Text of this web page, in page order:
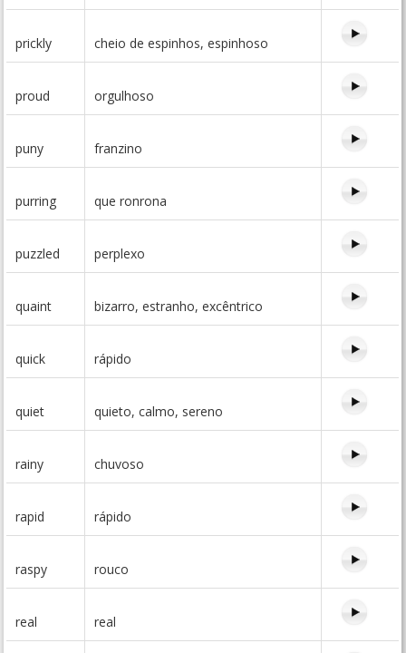
prickly cheio de espinhos, espinhoso
proud orgulhoso
puny franzino
purring que ronrona
puzzled perplexo
quaint bizarro, estranho, excêntrico
quick rápido
quiet quieto, calmo, sereno
rainy chuvoso
rapid rápido
raspy rouco
real real